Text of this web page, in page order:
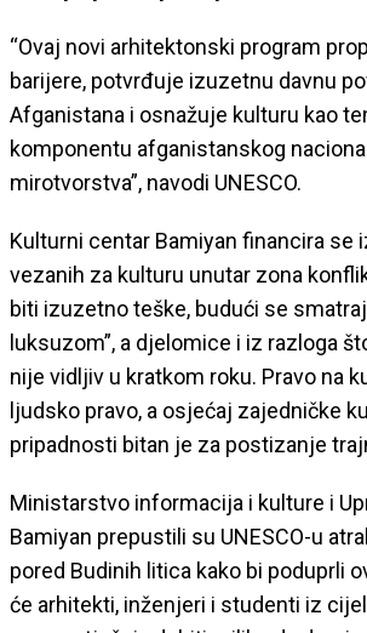
“Ovaj novi arhitektonski program
barijere, potvrđuje izuzetnu davnu
Afganistana i osnažuje kulturu kao
komponentu afganistanskog
mirotvorstva”, navodi UNESCO.
Kulturni centar Bamiyan financira se
vezanih za kulturu unutar zona
biti izuzetno teške, budući se
luksuzom”, a djelomice i iz razloga
nije vidljiv u kratkom roku. Pravo na
ljudsko pravo, a osjećaj zajedničke
pripadnosti bitan je za postizanje
Ministarstvo informacija i kulture i
Bamiyan prepustili su UNESCO-u
pored Budinih litica kako bi poduprli
će arhitekti, inženjeri i studenti iz